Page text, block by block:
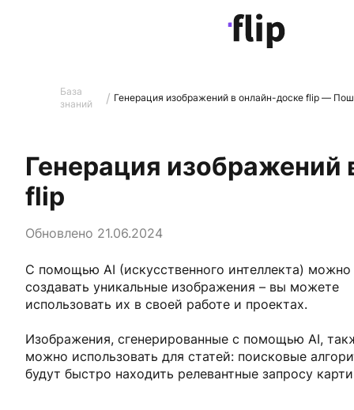
База
знаний
/ Генерация изображений в онлайн-доске flip —
Генерация изображений
flip
Обновлено 21.06.2024
С помощью AI (искусственного интеллекта) можно
создавать уникальные изображения – вы можете
использовать их в своей работе и проектах.
Изображения, сгенерированные с помощью AI,
можно использовать для статей: поисковые
будут быстро находить релевантные запросу